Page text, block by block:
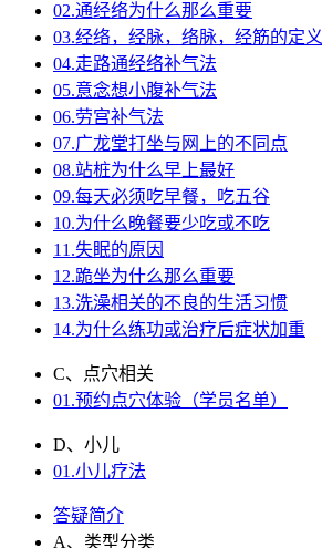
02.通经络为什么那么重要
03.经络，经脉，络脉，经筋的定义
04.走路通经络补气法
05.意念想小腹补气法
06.劳宫补气法
07.广龙堂打坐与网上的不同点
08.站桩为什么早上最好
09.每天必须吃早餐，吃五谷
10.为什么晚餐要少吃或不吃
11.失眠的原因
12.跪坐为什么那么重要
13.洗澡相关的不良的生活习惯
14.为什么练功或治疗后症状加重
C、点穴相关
01.预约点穴体验（学员名单）
D、小儿
01.小儿疗法
答疑简介
A、类型分类